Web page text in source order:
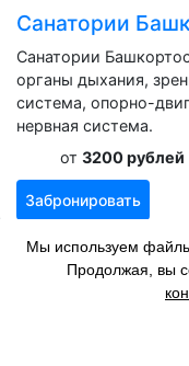
Санатории
Санатории
органы дыхания,
система, опорно-
нервная система.
от 3200 рублей
Забронировать
Санатории
Мы используем
Продолжая, вы